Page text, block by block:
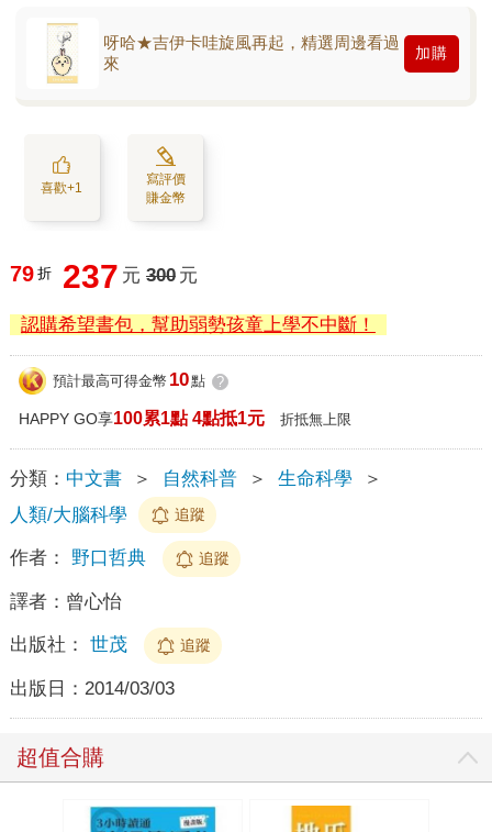
呀哈★吉伊卡哇旋風再起，精選周邊看過
來
加購
喜歡+1
寫評價
賺金幣
79 折 237 元 300 元
認購希望書包，幫助弱勢孩童上學不中斷！
預計最高可得金幣 10點 ?
HAPPY GO享100累1點 4點抵1元 折抵無上限
分類： 中文書 ＞ 自然科普 ＞ 生命科學
＞
人類/大腦科學
追蹤
作者： 野口哲典 追蹤
譯者： 曾心怡
出版社： 世茂 追蹤
出版日： 2014/03/03
超值合購